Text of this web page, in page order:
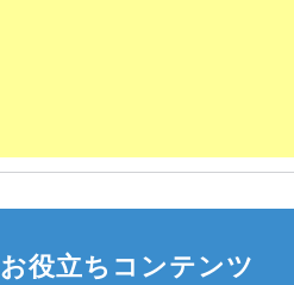
お役立ちコンテンツ